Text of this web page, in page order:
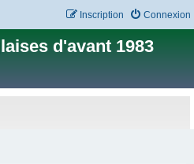
Connexion
Inscription
d'avant 1983